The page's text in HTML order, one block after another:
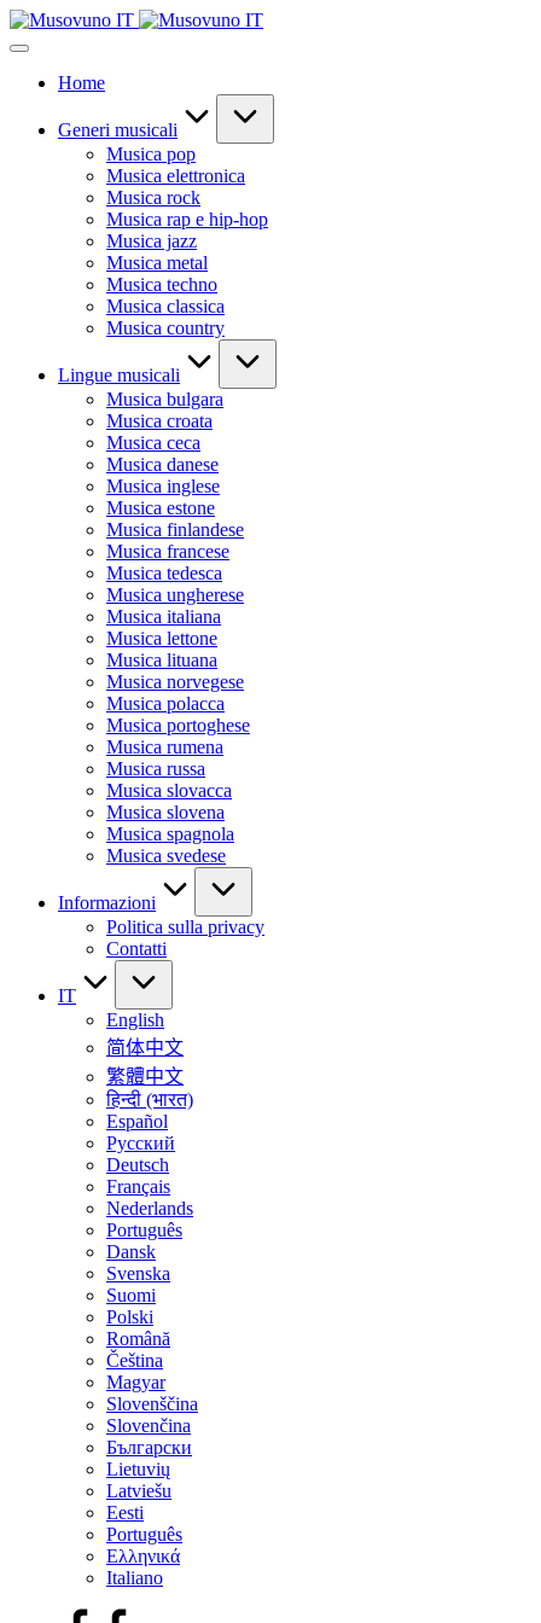
Skip
to
Home
Generi musicali
Musica pop
Musica elettronica
Musica rock
Musica rap e hip-hop
Musica jazz
Musica metal
Musica techno
Musica classica
Musica country
Lingue musicali
Musica bulgara
Musica croata
Musica ceca
Musica danese
Musica inglese
Musica estone
Musica finlandese
Musica francese
Musica tedesca
Musica ungherese
Musica italiana
Musica lettone
Musica lituana
Musica norvegese
Musica polacca
Musica portoghese
Musica rumena
Musica russa
Musica slovacca
Musica slovena
Musica spagnola
Musica svedese
Informazioni
Politica sulla privacy
Contatti
IT
English
简体中文
繁體中文
हिन्दी (भारत)
Español
Русский
Deutsch
Français
Nederlands
Português
Dansk
Svenska
Suomi
Polski
Română
Čeština
Magyar
Slovenščina
Slovenčina
Български
Lietuvių
Latviešu
Eesti
Português
Ελληνικά
Italiano
Facebook